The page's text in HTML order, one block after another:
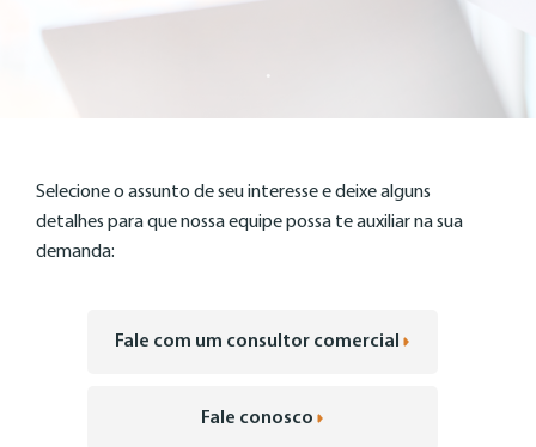
Selecione o assunto de seu interesse e deixe alguns
detalhes para que nossa equipe possa te auxiliar na sua
demanda:
Fale com um consultor comercial
Fale conosco